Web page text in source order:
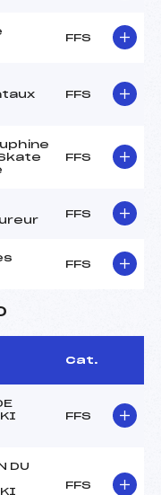
FFS
FFS
FFS
FFS
FFS
Cat.
FFS
DU
FFS